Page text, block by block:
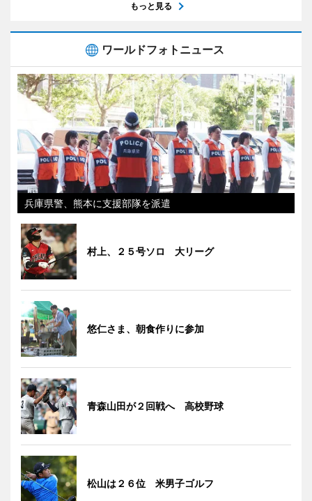
もっと見る
ワールドフォトニュース
兵庫県警、熊本に支援部隊を派遣
村上、２５号ソロ 大リーグ
悠仁さま、朝食作りに参加
青森山田が２回戦へ 高校野球
松山は２６位 米男子ゴルフ